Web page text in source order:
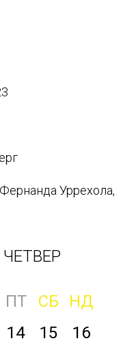
Уррехола,
ПТ СБ
НД
14 15 16